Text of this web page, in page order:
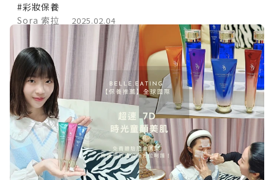
#彩妝保養
Sora 索拉
2025.02.04